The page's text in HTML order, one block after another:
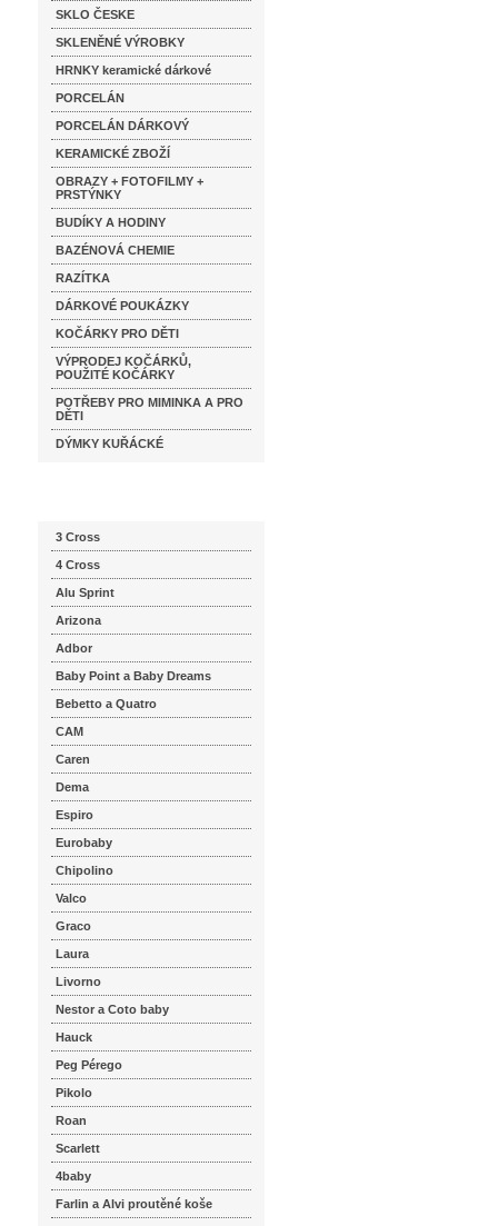
SKLO ČESKE
SKLENĚNÉ VÝROBKY
HRNKY keramické dárkové
PORCELÁN
PORCELÁN DÁRKOVÝ
KERAMICKÉ ZBOŽÍ
OBRAZY + FOTOFILMY +
PRSTÝNKY
BUDÍKY A HODINY
BAZÉNOVÁ CHEMIE
RAZÍTKA
DÁRKOVÉ POUKÁZKY
KOČÁRKY PRO DĚTI
VÝPRODEJ KOČÁRKŮ,
POUŽITÉ KOČÁRKY
POTŘEBY PRO MIMINKA A PRO
DĚTI
DÝMKY KUŘÁCKÉ
3 Cross
4 Cross
Alu Sprint
Arizona
Adbor
Baby Point a Baby Dreams
Bebetto a Quatro
CAM
Caren
Dema
Espiro
Eurobaby
Chipolino
Valco
Graco
Laura
Livorno
Nestor a Coto baby
Hauck
Peg Pérego
Pikolo
Roan
Scarlett
4baby
Farlin a Alvi proutěné koše